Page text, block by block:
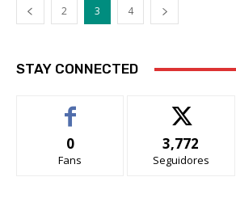
2 3 4
STAY CONNECTED
0
Fans
3,772
Seguidores